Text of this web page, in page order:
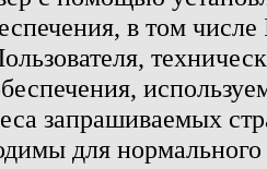
в том
запрашиваемых
для